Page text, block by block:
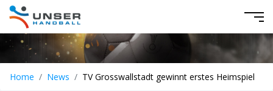
Home News TV Grosswallstadt gewinnt erstes Heimspiel